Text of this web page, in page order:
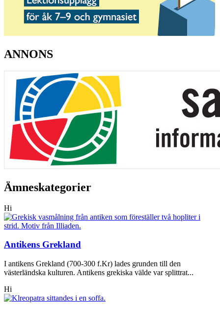
ANNONS
Ämneskategorier
Hi
Antikens Grekland
I antikens Grekland (700-300 f.Kr) lades grunden till den
västerländska kulturen. Antikens grekiska välde var splittrat...
Hi